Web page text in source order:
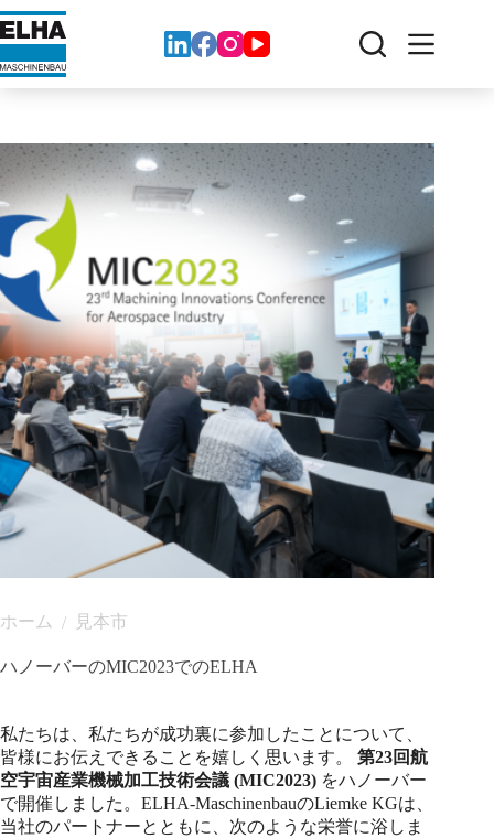
コ
ン
ン
ス
キ
ッ
プ
ホーム / 見本市
ハノーバーのMIC2023でのELHA
私たちは、私たちが成功裏に参加したことについて、
皆様にお伝えできることを嬉しく思います。 第23回航
空宇宙産業機械加工技術会議 (MIC2023) をハノーバー
で開催しました。ELHA-MaschinenbauのLiemke KGは、
当社のパートナーとともに、次のような栄誉に浴しま